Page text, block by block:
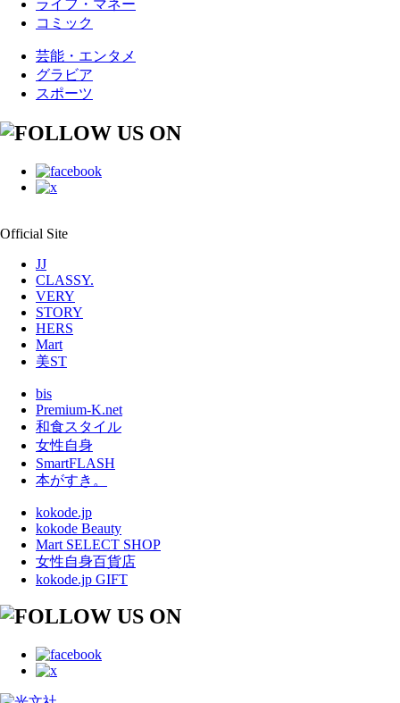
ライフ・マネー
コミック
芸能・エンタメ
グラビア
スポーツ
Official Site
JJ
CLASSY.
VERY
STORY
HERS
Mart
美ST
bis
Premium-K.net
和食スタイル
女性自身
SmartFLASH
本がすき。
kokode.jp
kokode Beauty
Mart SELECT SHOP
女性自身百貨店
kokode.jp GIFT